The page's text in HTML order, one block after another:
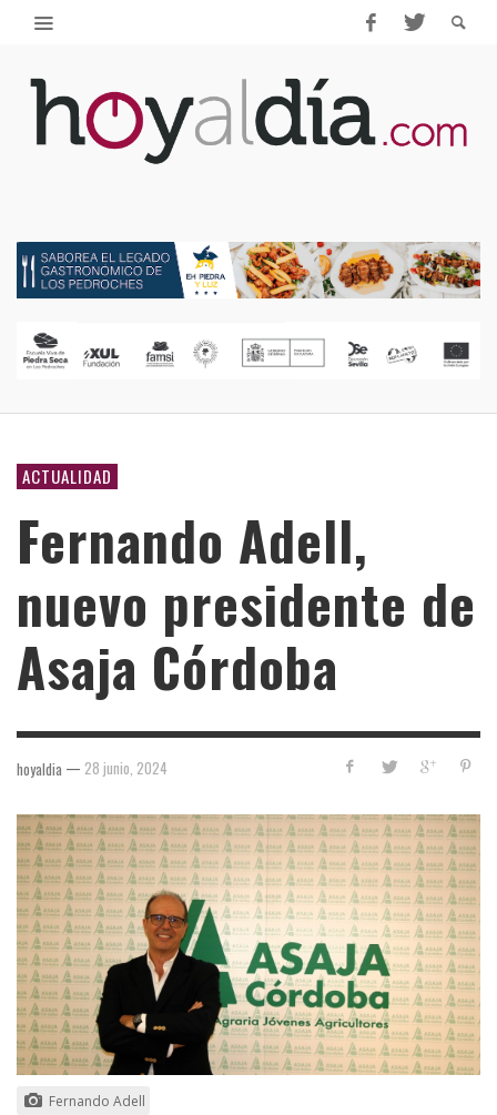
ACTUALIDAD
Fernando Adell,
nuevo presidente de
Asaja Córdoba
hoyaldia — 28 junio, 2024
Fernando Adell